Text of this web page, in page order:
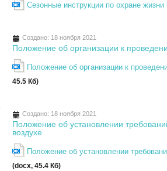
Сезонные инструкции по охране жизни
Создано: 18 ноября 2021
Положение об организации к
Положение об организации к
45.5 Кб)
Создано: 18 ноября 2021
Положение об установлении
воздухе
Положение об установлении
(docx, 45.4 Кб)